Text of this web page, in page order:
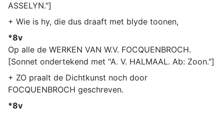
ASSELYN."]
+ Wie is hy, die dus draaft met blyde toonen,
*8v
Op alle de WERKEN VAN W.V. FOCQUENBROCH.
[Sonnet ondertekend met "A. V. HALMAAL. Ab: Zoon."]
+ ZO praalt de Dichtkunst noch door
FOCQUENBROCH geschreven.
*8v